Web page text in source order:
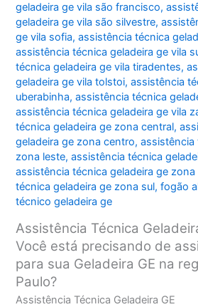
geladeira ge vila são francisco,
geladeira ge vila são silvestre,
ge vila sofia,assistência técnica
assistência técnica geladeira ge vila
técnica geladeira ge vila tiradentes,
geladeira ge vila tolstoi,assistência
uberabinha,assistência técnica
assistência técnica geladeira ge vila
técnica geladeira ge zona central,
geladeira ge zona centro,assistência
zona leste,assistência técnica
assistência técnica geladeira ge
técnica geladeira ge zona sul,fogão
técnico geladeira ge
Assistência Técnica
Você está precisando de
para sua Geladeira GE na
Paulo?
Assistência Técnica Geladeira GE